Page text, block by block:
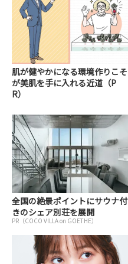
肌が健やかになる環境作りこそ
が美肌を手に入れる近道（P
R）
全国の絶景ポイントにサウナ付
きのシェア別荘を展開
PR（COCO VILLA on GOETHE）